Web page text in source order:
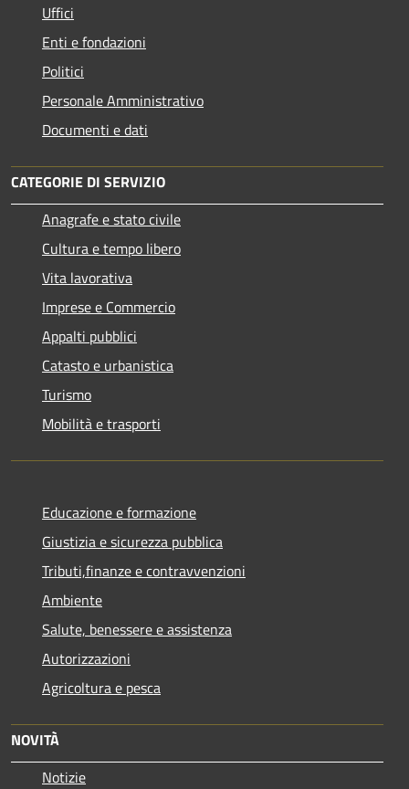
Uffici
Enti e fondazioni
Politici
Personale Amministrativo
Documenti e dati
CATEGORIE DI SERVIZIO
Anagrafe e stato civile
Cultura e tempo libero
Vita lavorativa
Imprese e Commercio
Appalti pubblici
Catasto e urbanistica
Turismo
Mobilità e trasporti
Educazione e formazione
Giustizia e sicurezza pubblica
Tributi,finanze e contravvenzioni
Ambiente
Salute, benessere e assistenza
Autorizzazioni
Agricoltura e pesca
NOVITÀ
Notizie